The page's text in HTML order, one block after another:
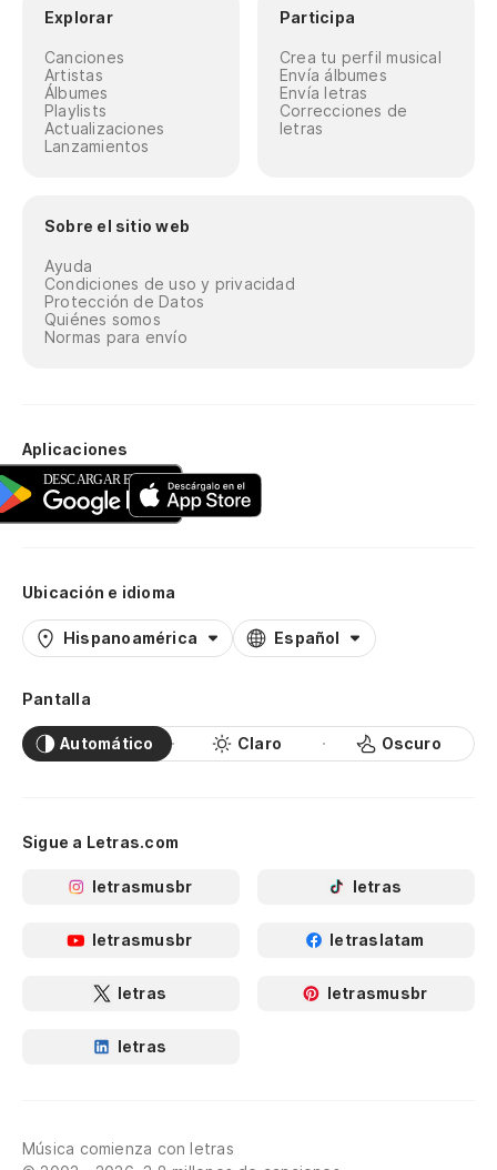
Explorar
Canciones
Artistas
Álbumes
Playlists
Actualizaciones
Lanzamientos
Participa
Crea tu perfil musical
Envía álbumes
Envía letras
Correcciones de
letras
Sobre el sitio web
Ayuda
Condiciones de uso y privacidad
Protección de Datos
Quiénes somos
Normas para envío
Aplicaciones
Ubicación e idioma
Hispanoamérica Español
Pantalla
Automático Claro Oscuro
Sigue a Letras.com
letrasmusbr letras
letrasmusbr letraslatam
letras letrasmusbr
letras
Música comienza con letras